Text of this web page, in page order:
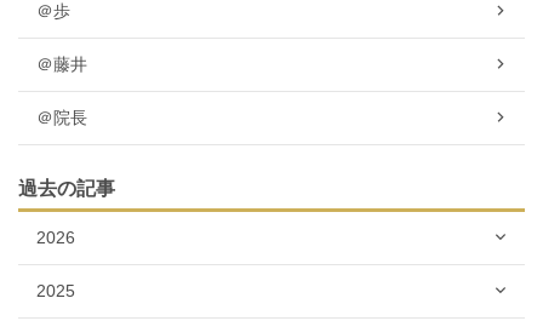
＠歩
＠藤井
＠院長
過去の記事
2026
2025